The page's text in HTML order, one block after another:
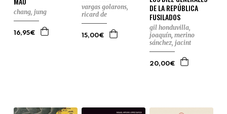
chang, jung
16,95€
vargas golarons,
ricard de
15,00€
DE LA REPÚBLICA
FUSILADOS
gil honduvilla,
joaquín, merino
sánchez, jacint
20,00€